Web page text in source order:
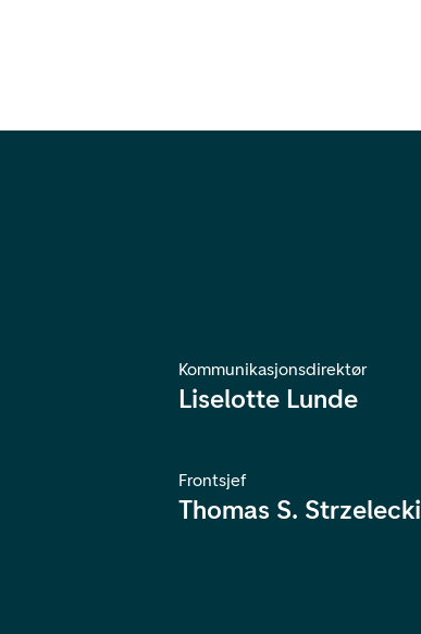
Kommunikasjonsdirektør
Liselotte Lunde
Frontsjef
Thomas S. Strzelecki